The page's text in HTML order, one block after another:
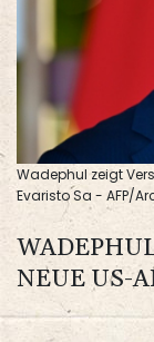
Wadephul zeigt
Evaristo Sa - AFP/
NEUE US-